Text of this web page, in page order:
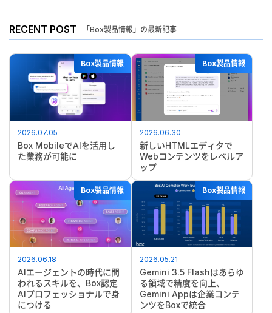
RECENT POST 「Box製品情報」の最新記事
Box製品情報
2026.07.05
Box MobileでAIを活用し
た業務が可能に
Box製品情報
2026.06.30
新しいHTMLエディタで
Webコンテンツをレベルア
ップ
Box製品情報
2026.06.18
AIエージェントの時代に問
われるスキルを、Box認定
AIプロフェッショナルで身
につける
Box製品情報
2026.05.21
Gemini 3.5 Flashはあらゆ
る領域で精度を向上、
Gemini Appは企業コンテ
ンツをBoxで統合